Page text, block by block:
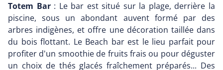
Totem Bar: Le bar est situé sur la plage, derrière la
piscine, sous un abondant auvent formé par des
arbres indigènes, et offre une décoration taillée dans
du bois flottant. Le Beach bar est le lieu parfait pour
profiter d'un smoothie de fruits frais ou pour déguster
un choix de thés glacés fraîchement préparés... Des